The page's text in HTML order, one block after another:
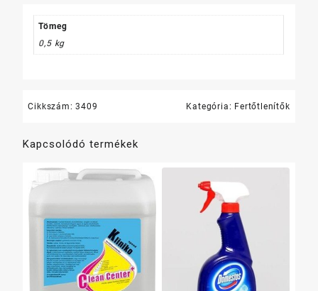
Tömeg
0,5 kg
Cikkszám:3409 Kategória: Fertőtlenítők
Kapcsolódó termékek